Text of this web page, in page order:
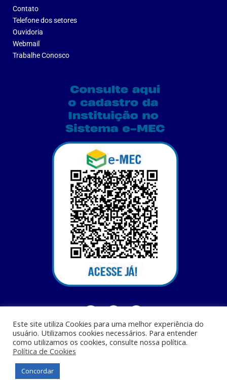
Contato
Telefone dos setores
Ouvidoria
Webmail
Trabalhe Conosco
Centro Universitário Santa Terezinha - CEST - Av. Casemiro Junior, 12 - Anil,
Este site utiliza Cookies para uma melhor experiência do
usuário. Utilizamos cookies necessários. Para entender
como utilizamos os cookies, consulte nossa política.
Política de Cookies
Concordar